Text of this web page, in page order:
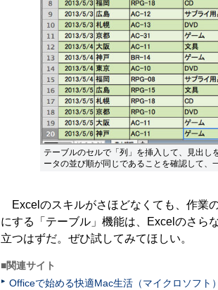
テーブルのセルで「列」を挿入して、見出し
ータの並び順が同じであることを確認して、
Excelのスキルがさほどなくても、作業
にする「テーブル」機能は、Excelのさら
立つはずだ。ぜひ試してみてほしい。
■関連サイト
Officeで始める快適Mac生活（マイクロソフト）